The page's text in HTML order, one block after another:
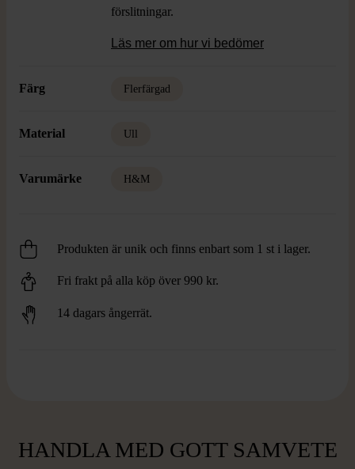
förslitningar.
Läs mer om hur vi bedömer
Färg Flerfärgad
Material Ull
Varumärke H&M
Produkten är unik och finns enbart som 1 st i lager.
Fri frakt på alla köp över 990 kr.
14 dagars ångerrät.
HANDLA MED GOTT SAMVETE